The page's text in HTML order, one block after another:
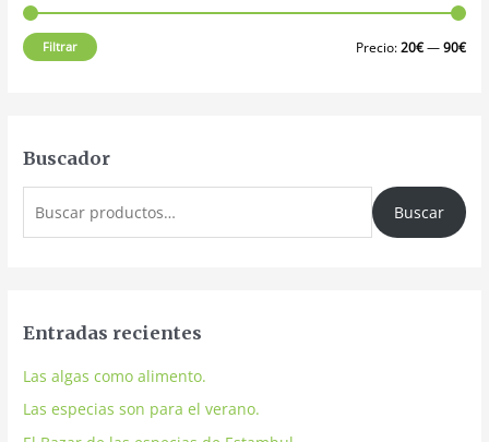
Filtrar Precio:20€—90€
Buscador
Buscar
Entradas recientes
Las algas como alimento.
Las especias son para el verano.